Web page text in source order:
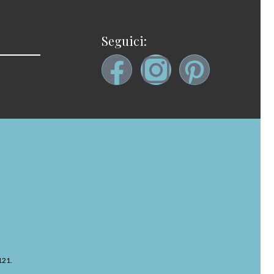
Seguici: